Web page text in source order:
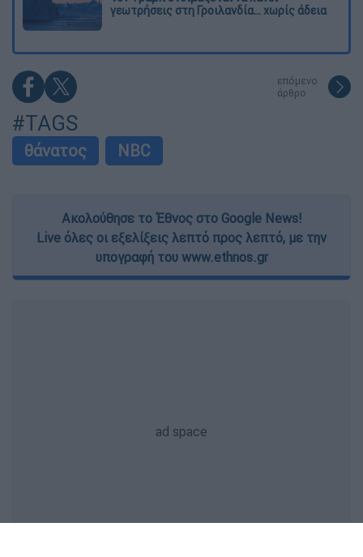
γεωτρήσεις στη Γροιλανδία... χωρίς άδεια
επόμενο
άρθρο
#TAGS
θάνατος NBC
Ακολούθησε το Έθνος στο Google News!
Live όλες οι εξελίξεις λεπτό προς λεπτό, με την
υπογραφή του www.ethnos.gr